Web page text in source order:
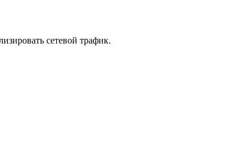
сетевой трафик.